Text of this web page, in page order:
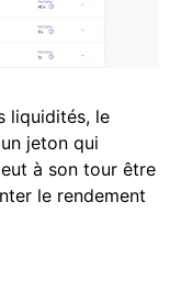
liquidités, le
jeton qui
à son tour être
le rendement